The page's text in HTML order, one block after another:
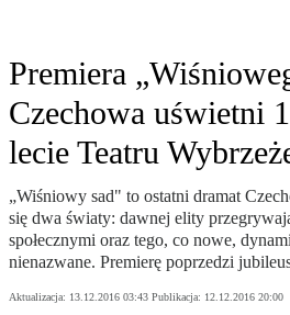
Premiera
Czechowa uświetni
lecie Teatru
„Wiśniowy sad" to ostatni dramat
się dwa światy: dawnej elity
społecznymi oraz tego, co nowe,
nienazwane. Premierę poprzedzi
Aktualizacja: 13.12.2016 03:43 Publikacja: 12.12.2016 20:00